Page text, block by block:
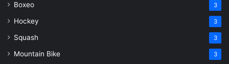
Boxeo 3
Hockey 3
Squash 3
Mountain Bike 3